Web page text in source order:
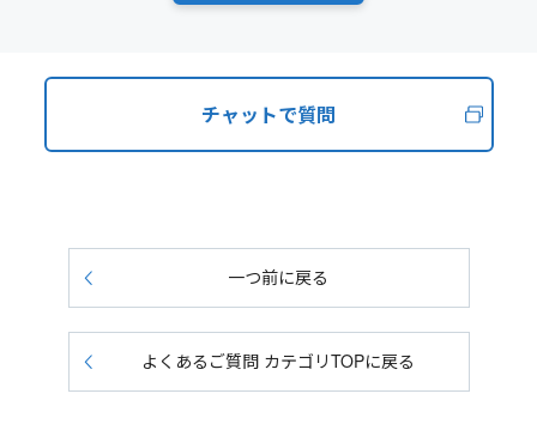
チャットで質問
一つ前に戻る
よくあるご質問 カテゴリTOPに戻る